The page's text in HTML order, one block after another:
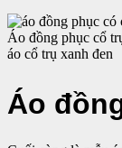
Áo đồng phục cổ
áo cổ trụ xanh đen
Áo